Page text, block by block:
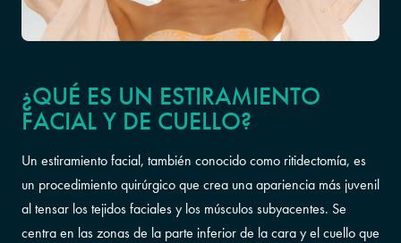
¿QUÉ ES UN ESTIRAMIENTO
FACIAL Y DE CUELLO?
Un estiramiento facial, también conocido como ritidectomía, es
un procedimiento quirúrgico que crea una apariencia más juvenil
al tensar los tejidos faciales y los músculos subyacentes. Se
centra en las zonas de la parte inferior de la cara y el cuello que